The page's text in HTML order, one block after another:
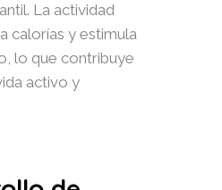
La actividad
calorías y estimula
lo que contribuye
activo y